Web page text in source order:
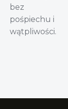
bez
pośpiechu i
wątpliwości.